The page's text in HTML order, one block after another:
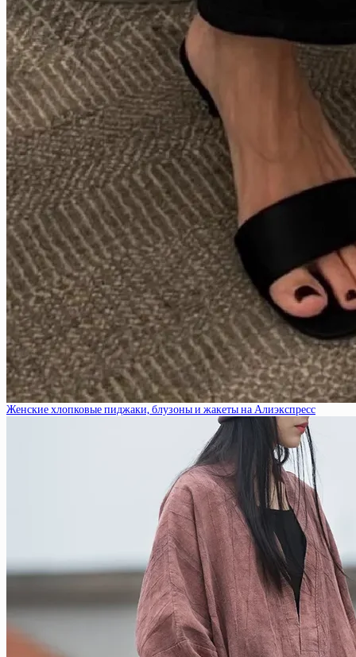
Женские хлопковые пиджаки, блузоны и жакеты на Алиэкспресс